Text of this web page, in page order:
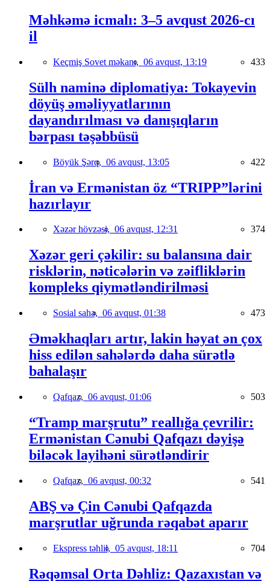
Məhkəmə icmalı: 3–5 avqust 2026-cı
il
Keçmiş Sovet məkanı, 06 avqust, 13:19 433
Sülh naminə diplomatiya: Tokayevin
döyüş əməliyyatlarının
dayandırılması və danışıqların
bərpası təşəbbüsü
Böyük Şərq, 06 avqust, 13:05 422
İran və Ermənistan öz “TRIPP”lərini
hazırlayır
Xəzər hövzəsi, 06 avqust, 12:31 374
Xəzər geri çəkilir: su balansına dair
risklərin, nəticələrin və zəifliklərin
kompleks qiymətləndirilməsi
Sosial sahə, 06 avqust, 01:38 473
Əməkhaqları artır, lakin həyat ən çox
hiss edilən sahələrdə daha sürətlə
bahalaşır
Qafqaz, 06 avqust, 01:06 503
“Tramp marşrutu” reallığa çevrilir:
Ermənistan Cənubi Qafqazı dəyişə
biləcək layihəni sürətləndirir
Qafqaz, 06 avqust, 00:32 541
ABŞ və Çin Cənubi Qafqazda
marşrutlar uğrunda rəqabət aparır
Ekspress təhlil, 05 avqust, 18:11 704
Rəqəmsal Orta Dəhliz: Qazaxıstan və